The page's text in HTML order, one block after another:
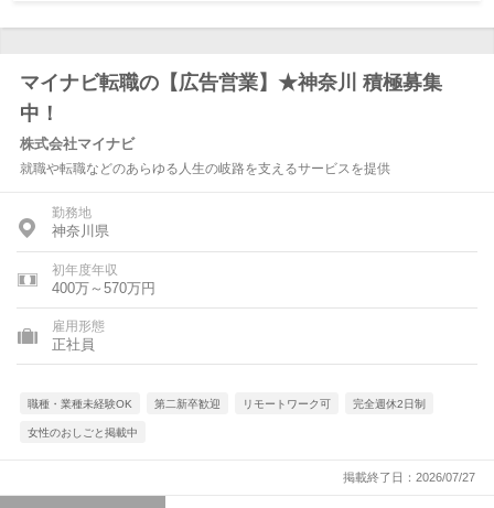
マイナビ転職の【広告営業】★神奈川 積極募集
中！
株式会社マイナビ
就職や転職などのあらゆる人生の岐路を支えるサービスを提供
勤務地
神奈川県
初年度年収
400万～570万円
雇用形態
正社員
職種・業種未経験OK 第二新卒歓迎 リモートワーク可 完全週休2日制
女性のおしごと掲載中
掲載終了日：2026/07/27